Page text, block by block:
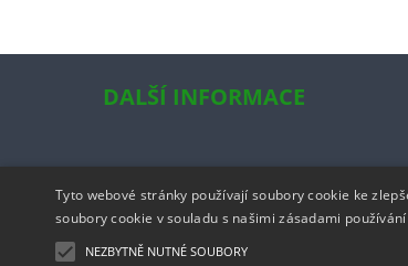
DALŠÍ INFORMACE
Tyto webové stránky používají soubory cookie ke
soubory cookie v souladu s našimi zásadami
NEZBYTNĚ NUTNÉ SOUBORY